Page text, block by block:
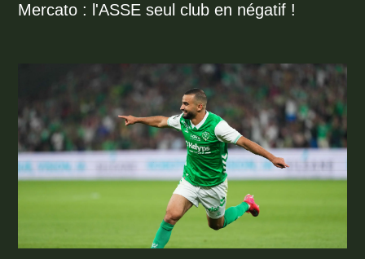
Mercato : l'ASSE seul club en négatif !